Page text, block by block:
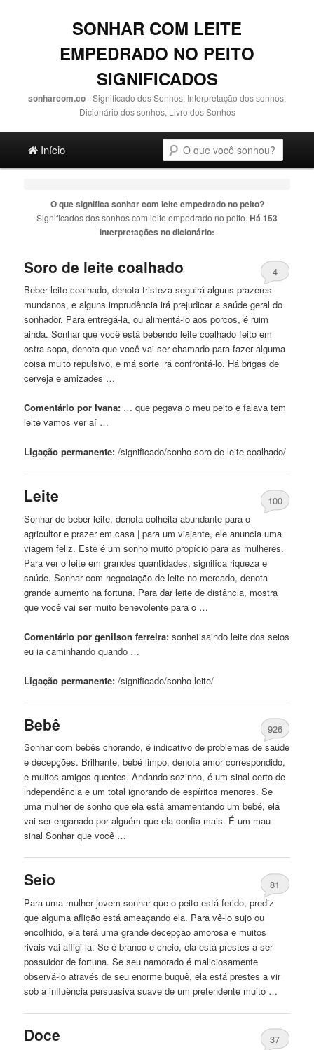
SONHAR COM LEITE
EMPEDRADO NO PEITO
SIGNIFICADOS
sonharcom.co- Significado dos Sonhos, Interpretação dos sonhos,
Dicionário dos sonhos, Livro dos Sonhos
Ir para o conteúdo principal
Ir para o conteúdo secundário
Início
O que significa sonhar com leite empedrado no peito?
Significados dos sonhos com leite empedrado no peito. Há 153
interpretações no dicionário:
Soro de leite coalhado
4
Beberleite coalhado, denota tristeza seguirá alguns prazeres
mundanos, e alguns imprudência irá prejudicar a saúde geral do
sonhador. Para entregá-la, ou alimentá-lo aos porcos, é ruim
ainda. Sonhar que você está bebendoleite coalhado feito em
ostra sopa, denota que você vai ser chamado para fazer alguma
coisa muito repulsivo, e má sorte irá confrontá-lo. Há brigas de
cerveja e amizades …
Comentário por Ivana: … que pegava o meupeito e falava tem
leite vamos ver aí …
Ligação permanente: /significado/sonho-soro-de-leite-coalhado/
Leite
100
Sonhar de beberleite, denota colheita abundante para o
agricultor e prazer em casa | para um viajante, ele anuncia uma
viagem feliz. Este é um sonho muito propício para as mulheres.
Para ver oleite em grandes quantidades, significa riqueza e
saúde. Sonhar com negociação deleite no mercado, denota
grande aumento na fortuna. Para darleite de distância, mostra
que você vai ser muito benevolente para o …
Comentário por genilson ferreira: sonhei saindoleite dos seios
eu ia caminhando quando …
Ligação permanente: /significado/sonho-leite/
Bebê
926
Sonhar com bebês chorando, é indicativo de problemas de saúde
e decepções. Brilhante, bebê limpo, denota amor correspondido,
e muitos amigos quentes. Andando sozinho, é um sinal certo de
independência e um total ignorando de espíritos menores. Se
uma mulher de sonho que ela está amamentando um bebê, ela
vai ser enganado por alguém que ela confia mais. É um mau
sinal Sonhar que você …
Seio
81
Para uma mulher jovem sonhar que opeito está ferido, prediz
que alguma aflição está ameaçando ela. Para vê-lo sujo ou
encolhido, ela terá uma grande decepção amorosa e muitos
rivais vai afligi-la. Se é branco e cheio, ela está prestes a ser
possuidor de fortuna. Se seu namorado é maliciosamente
observá-lo através de seu enorme buquê, ela está prestes a vir
sob a influência persuasiva suave de um pretendente muito …
Doce
37